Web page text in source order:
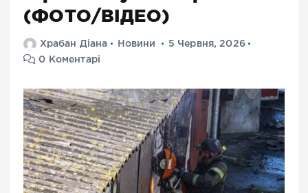
(ФОТО/ВІДЕО)
Храбан Діана Новини
5 Червня, 2026
0 Коментарі